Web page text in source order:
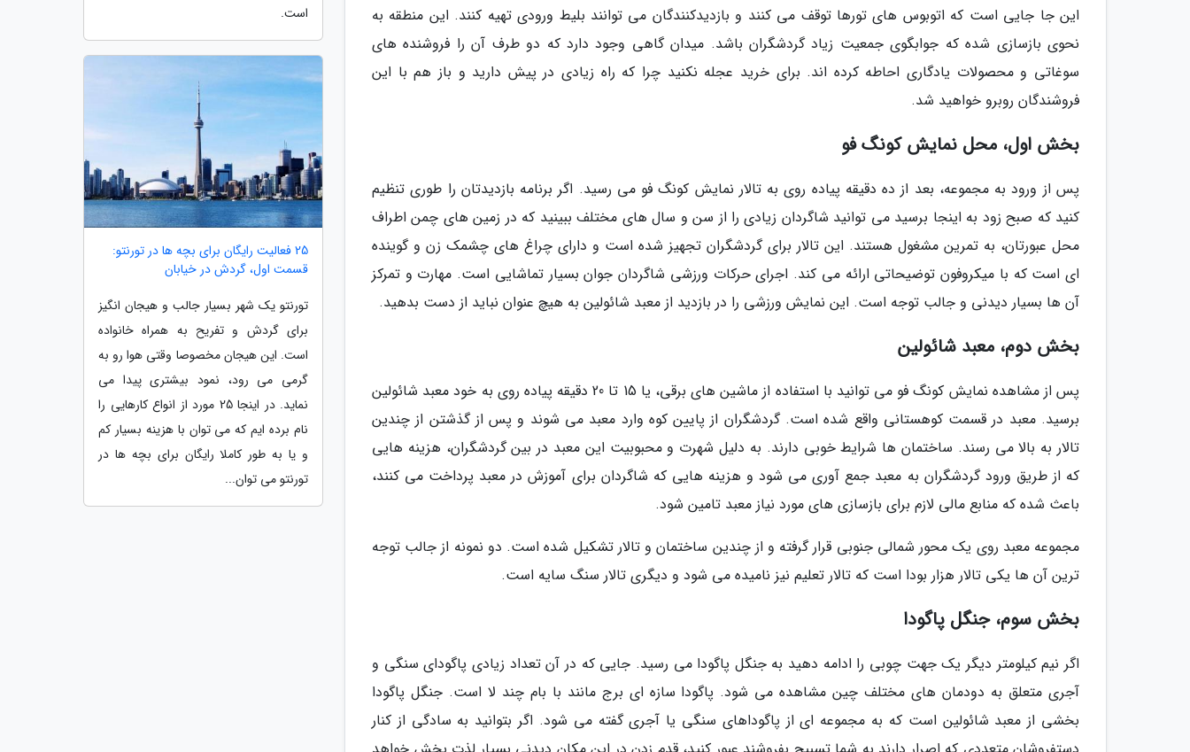
این جا جایی است که اتوبوس های تورها توقف می کنند و بازدیدکنندگان می توانند بلیط ورودی تهیه کنند. این منطقه به
نحوی بازسازی شده که جوابگوی جمعیت زیاد گردشگران باشد. میدان گاهی وجود دارد که دو طرف آن را فروشنده های
سوغاتی و محصولات یادگاری احاطه کرده اند. برای خرید عجله نکنید چرا که راه زیادی در پیش دارید و باز هم با این
فروشندگان روبرو خواهید شد.
بخش اول، محل نمایش کونگ فو
پس از ورود به مجموعه، بعد از ده دقیقه پیاده روی به تالار نمایش کونگ فو می رسید. اگر برنامه بازدیدتان را طوری تنظیم
کنید که صبح زود به اینجا برسید می توانید شاگردان زیادی را از سن و سال های مختلف ببینید که در زمین های چمن اطراف
محل عبورتان، به تمرین مشغول هستند. این تالار برای گردشگران تجهیز شده است و دارای چراغ های چشمک زن و گوینده
ای است که با میکروفون توضیحاتی ارائه می کند. اجرای حرکات ورزشی شاگردان جوان بسیار تماشایی است. مهارت و تمرکز
آن ها بسیار دیدنی و جالب توجه است. این نمایش ورزشی را در بازدید از معبد شائولین به هیچ عنوان نباید از دست بدهید.
بخش دوم، معبد شائولین
پس از مشاهده نمایش کونگ فو می توانید با استفاده از ماشین های برقی، یا 15 تا 20 دقیقه پیاده روی به خود معبد شائولین
برسید. معبد در قسمت کوهستانی واقع شده است. گردشگران از پایین کوه وارد معبد می شوند و پس از گذشتن از چندین
تالار به بالا می رسند. ساختمان ها شرایط خوبی دارند. به دلیل شهرت و محبوبیت این معبد در بین گردشگران، هزینه هایی
که از طریق ورود گردشگران به معبد جمع آوری می شود و هزینه هایی که شاگردان برای آموزش در معبد پرداخت می کنند،
باعث شده که منابع مالی لازم برای بازسازی های مورد نیاز معبد تامین شود.
مجموعه معبد روی یک محور شمالی جنوبی قرار گرفته و از چندین ساختمان و تالار تشکیل شده است. دو نمونه از جالب توجه
ترین آن ها یکی تالار هزار بودا است که تالار تعلیم نیز نامیده می شود و دیگری تالار سنگ سایه است.
بخش سوم، جنگل پاگودا
اگر نیم کیلومتر دیگر یک جهت چوبی را ادامه دهید به جنگل پاگودا می رسید. جایی که در آن تعداد زیادی پاگودای سنگی و
آجری متعلق به دودمان های مختلف چین مشاهده می شود. پاگودا سازه ای برج مانند با بام چند لا است. جنگل پاگودا
بخشی از معبد شائولین است که به مجموعه ای از پاگوداهای سنگی یا آجری گفته می شود. اگر بتوانید به سادگی از کنار
است.
25 فعالیت رایگان برای بچه ها در تورنتو:
قسمت اول، گردش در خیابان
تورنتو یک شهر بسیار جالب و هیجان انگیز
برای گردش و تفریح به همراه خانواده
است. این هیجان مخصوصا وقتی هوا رو به
گرمی می رود، نمود بیشتری پیدا می
نماید. در اینجا 25 مورد از انواع کارهایی را
نام برده ایم که می توان با هزینه بسیار کم
و یا به طور کاملا رایگان برای بچه ها در
تورنتو می توان...